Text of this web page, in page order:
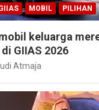
MOBIL PILIHAN
keluarga
GIIAS 2026
Atmaja